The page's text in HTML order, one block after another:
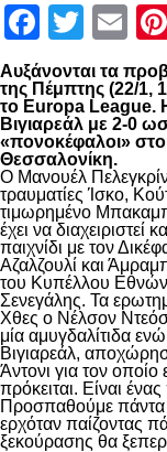
Αυξάνονται τα
της Πέμπτης (22/1,
το Europa League.
Βιγιαρεάλ με 2-0
«πονοκέφαλοι»
Θεσσαλονίκη.
Ο Μανουέλ
τραυματίες Ίσκο,
τιμωρημένο
έχει να
παιχνίδι με τον
Αζαλζουλί και
του Κυπέλλου Εθνών
Σενεγάλης. Τα
Χθες ο Νέλσον
μία αμυγδαλίτιδα
Βιγιαρεάλ,
Άντονι για τον οποίο
πρόκειται. Είναι
Προσπαθούμε πάντα
ερχόταν παίζοντας
ξεκούρασης θα